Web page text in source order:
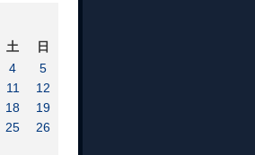
土
日
4
5
11
12
18
19
25
26